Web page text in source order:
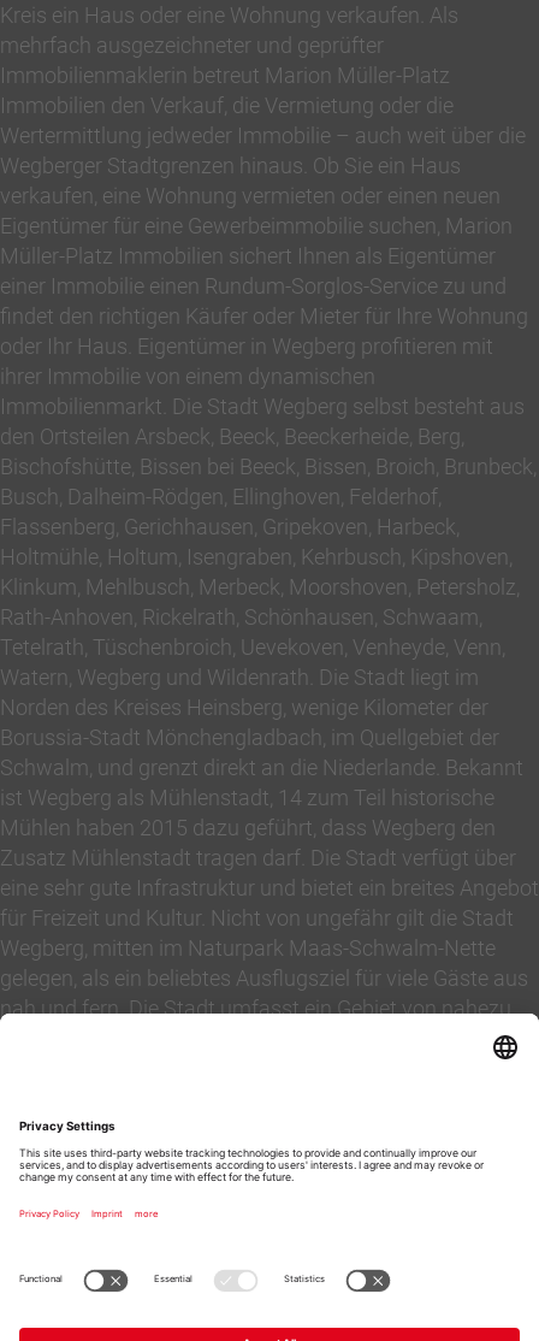
Kreis ein Haus oder eine Wohnung verkaufen. Als
mehrfach ausgezeichneter und geprüfter
Immobilienmaklerin betreut Marion Müller-Platz
Immobilien den Verkauf, die Vermietung oder die
Wertermittlung jedweder Immobilie – auch weit über die
Wegberger Stadtgrenzen hinaus. Ob Sie ein Haus
verkaufen, eine Wohnung vermieten oder einen neuen
Eigentümer für eine Gewerbeimmobilie suchen, Marion
Müller-Platz Immobilien sichert Ihnen als Eigentümer
einer Immobilie einen Rundum-Sorglos-Service zu und
findet den richtigen Käufer oder Mieter für Ihre Wohnung
oder Ihr Haus. Eigentümer in Wegberg profitieren mit
ihrer Immobilie von einem dynamischen
Immobilienmarkt. Die Stadt Wegberg selbst besteht aus
den Ortsteilen Arsbeck, Beeck, Beeckerheide, Berg,
Bischofshütte, Bissen bei Beeck, Bissen, Broich, Brunbeck,
Busch, Dalheim-Rödgen, Ellinghoven, Felderhof,
Flassenberg, Gerichhausen, Gripekoven, Harbeck,
Holtmühle, Holtum, Isengraben, Kehrbusch, Kipshoven,
Klinkum, Mehlbusch, Merbeck, Moorshoven, Petersholz,
Rath-Anhoven, Rickelrath, Schönhausen, Schwaam,
Tetelrath, Tüschenbroich, Uevekoven, Venheyde, Venn,
Watern, Wegberg und Wildenrath. Die Stadt liegt im
Norden des Kreises Heinsberg, wenige Kilometer der
Borussia-Stadt Mönchengladbach, im Quellgebiet der
Schwalm, und grenzt direkt an die Niederlande. Bekannt
ist Wegberg als Mühlenstadt, 14 zum Teil historische
Mühlen haben 2015 dazu geführt, dass Wegberg den
Zusatz Mühlenstadt tragen darf. Die Stadt verfügt über
eine sehr gute Infrastruktur und bietet ein breites Angebot
für Freizeit und Kultur. Nicht von ungefähr gilt die Stadt
Wegberg, mitten im Naturpark Maas-Schwalm-Nette
gelegen, als ein beliebtes Ausflugsziel für viele Gäste aus
nah und fern. Die Stadt umfasst ein Gebiet von nahezu
erreichen Sie in 7-10 Minuten die Autobahnen A46, A52,
Beim Hausverkauf oder Wohnungsverkauf können Sie
Müller-Platz Immobilien der Zukunft gelassen